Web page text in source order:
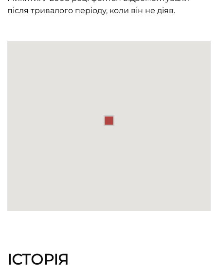
після тривалого періоду, коли він не діяв.
ІСТОРІЯ